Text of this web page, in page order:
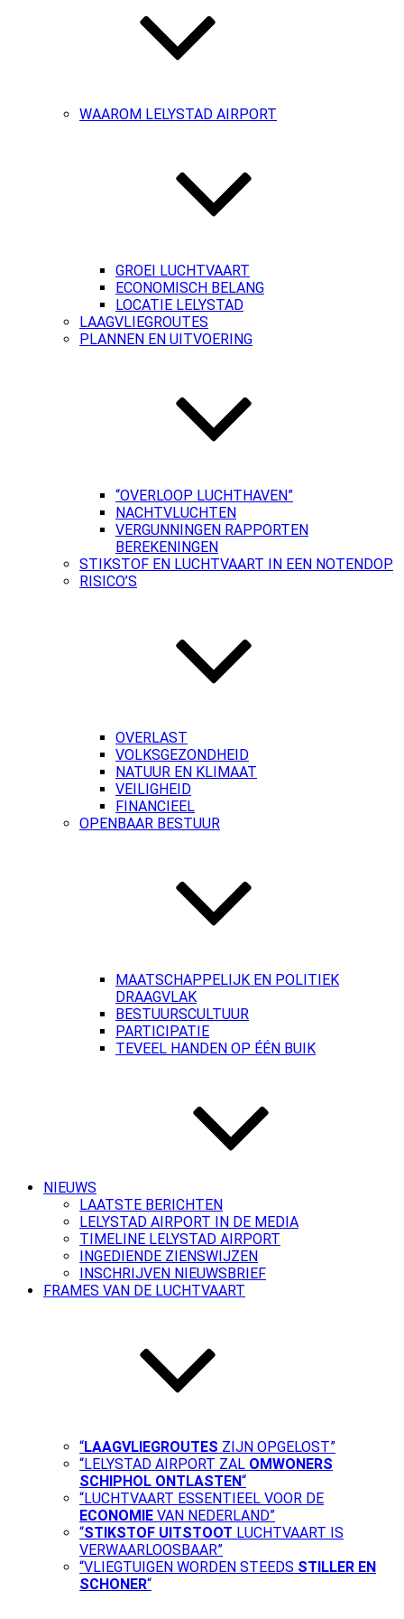
WAAROM LELYSTAD AIRPORT
GROEI LUCHTVAART
ECONOMISCH BELANG
LOCATIE LELYSTAD
LAAGVLIEGROUTES
PLANNEN EN UITVOERING
“OVERLOOP LUCHTHAVEN”
NACHTVLUCHTEN
VERGUNNINGEN RAPPORTEN
BEREKENINGEN
STIKSTOF EN LUCHTVAART IN EEN NOTENDOP
RISICO’S
OVERLAST
VOLKSGEZONDHEID
NATUUR EN KLIMAAT
VEILIGHEID
FINANCIEEL
OPENBAAR BESTUUR
MAATSCHAPPELIJK EN POLITIEK
DRAAGVLAK
BESTUURSCULTUUR
PARTICIPATIE
TEVEEL HANDEN OP ÉÉN BUIK
NIEUWS
LAATSTE BERICHTEN
LELYSTAD AIRPORT IN DE MEDIA
TIMELINE LELYSTAD AIRPORT
INGEDIENDE ZIENSWIJZEN
INSCHRIJVEN NIEUWSBRIEF
FRAMES VAN DE LUCHTVAART
“LAAGVLIEGROUTES ZIJN OPGELOST”
“LELYSTAD AIRPORT ZAL OMWONERS
SCHIPHOL ONTLASTEN“
“LUCHTVAART ESSENTIEEL VOOR DE
ECONOMIE VAN NEDERLAND”
“STIKSTOF UITSTOOT LUCHTVAART IS
VERWAARLOOSBAAR”
“VLIEGTUIGEN WORDEN STEEDS STILLER EN
SCHONER“